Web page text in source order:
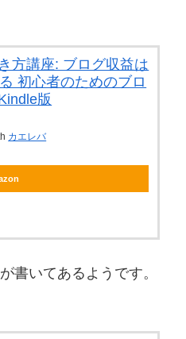
方講座: ブログ収益は
初心者のためのブロ
版
カエレバ
書いてあるようです。